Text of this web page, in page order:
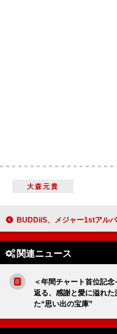
大森元貴
BUDDiiS、メジャー1stアルバム『THIS IS BUDDiiS』2月リリース
関連ニュース
＜年間チャート首位記
返る、感謝と愛に溢れ
た“思い出の宝庫”